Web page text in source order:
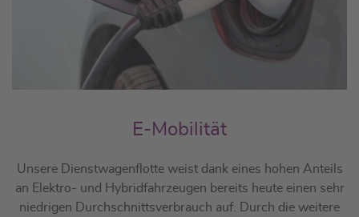
E-Mobilität
Unsere Dienstwagenflotte weist dank eines hohen Anteils
an Elektro- und Hybridfahrzeugen bereits heute einen sehr
niedrigen Durchschnittsverbrauch auf. Durch die weitere